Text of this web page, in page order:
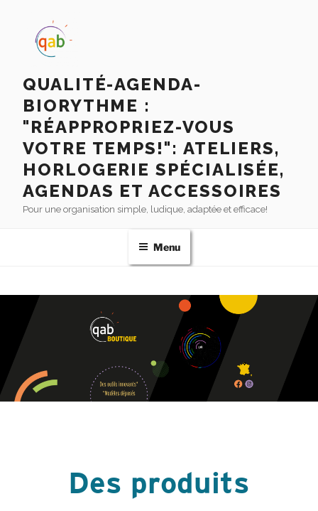
QUALITÉ-AGENDA-
BIORYTHME :
"RÉAPPROPRIEZ-VOUS
VOTRE TEMPS!": ATELIERS,
HORLOGERIE SPÉCIALISÉE,
AGENDAS ET ACCESSOIRES
Pour une organisation simple, ludique, adaptée et efficace!
Menu
Des produits